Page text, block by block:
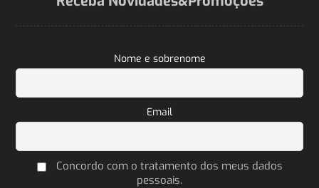
Nome e sobrenome
Email
Concordo com o tratamento dos meus dados
pessoais.